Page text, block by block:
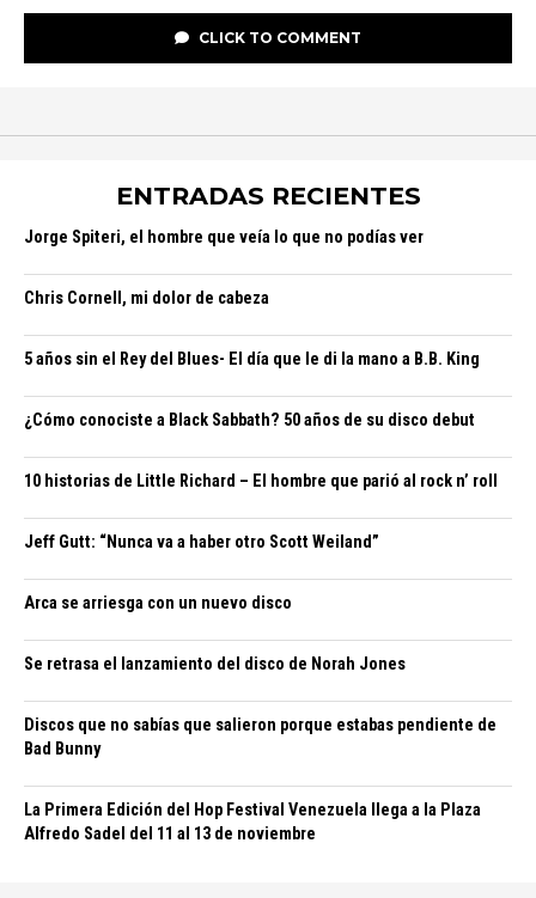
CLICK TO COMMENT
ENTRADAS RECIENTES
Jorge Spiteri, el hombre que veía lo que no podías ver
Chris Cornell, mi dolor de cabeza
5 años sin el Rey del Blues- El día que le di la mano a B.B. King
¿Cómo conociste a Black Sabbath? 50 años de su disco debut
10 historias de Little Richard – El hombre que parió al rock n’ roll
Jeff Gutt: “Nunca va a haber otro Scott Weiland”
Arca se arriesga con un nuevo disco
Se retrasa el lanzamiento del disco de Norah Jones
Discos que no sabías que salieron porque estabas pendiente de
Bad Bunny
La Primera Edición del Hop Festival Venezuela llega a la Plaza
Alfredo Sadel del 11 al 13 de noviembre